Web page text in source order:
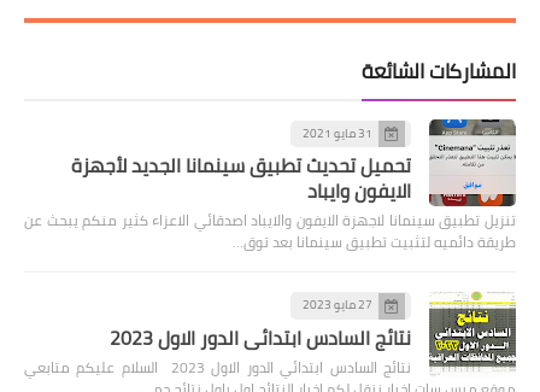
المشاركات الشائعة
31 مايو 2021
تحميل تحديث تطبيق سينمانا الجديد لأجهزة
الايفون وايباد
تنزيل تطبيق سينمانا لاجهزة الايفون والايباد اصدقائي الاعزاء كثير منكم يبحث عن
طريقة دائميه لتثبيت تطبيق سينمانا بعد توق…
27 مايو 2023
نتائج السادس ابتدائي الدور الاول 2023
نتائج السادس ابتدائي الدور الاول 2023 السلام عليكم متابعي